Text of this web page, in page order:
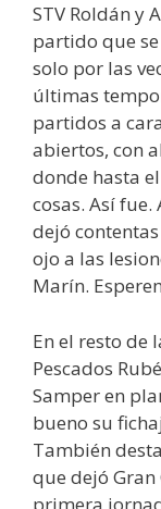
STV Roldán y
partido que se
solo por las
últimas
partidos a
abiertos, con
donde hasta
cosas. Así
dejó
ojo a las
Marín.
En el resto de
Pescados
Samper en
bueno su
También
que dejó
primera